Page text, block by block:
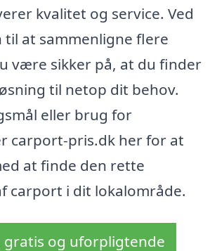
kvalitet og service. Ved
til at sammenligne flere
være sikker på, at du finder
til netop dit behov.
eller brug for
carport-pris.dk her for at
at finde den rette
carport i dit lokalområde.
gratis og uforpligtende